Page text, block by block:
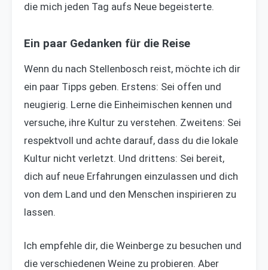
die mich jeden Tag aufs Neue begeisterte.
Ein paar Gedanken für die Reise
Wenn du nach Stellenbosch reist, möchte ich dir
ein paar Tipps geben. Erstens: Sei offen und
neugierig. Lerne die Einheimischen kennen und
versuche, ihre Kultur zu verstehen. Zweitens: Sei
respektvoll und achte darauf, dass du die lokale
Kultur nicht verletzt. Und drittens: Sei bereit,
dich auf neue Erfahrungen einzulassen und dich
von dem Land und den Menschen inspirieren zu
lassen.
Ich empfehle dir, die Weinberge zu besuchen und
die verschiedenen Weine zu probieren. Aber